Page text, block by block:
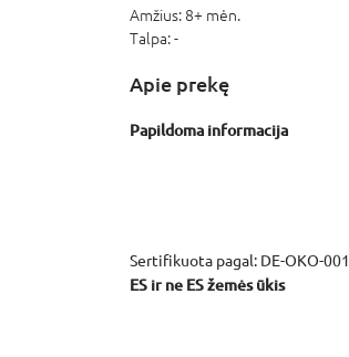
Amžius: 8+ mėn.
Talpa:-
Apie prekę
Papildoma informacija
Sertifikuota pagal: DE-OKO-001
ES ir ne ES žemės ūkis